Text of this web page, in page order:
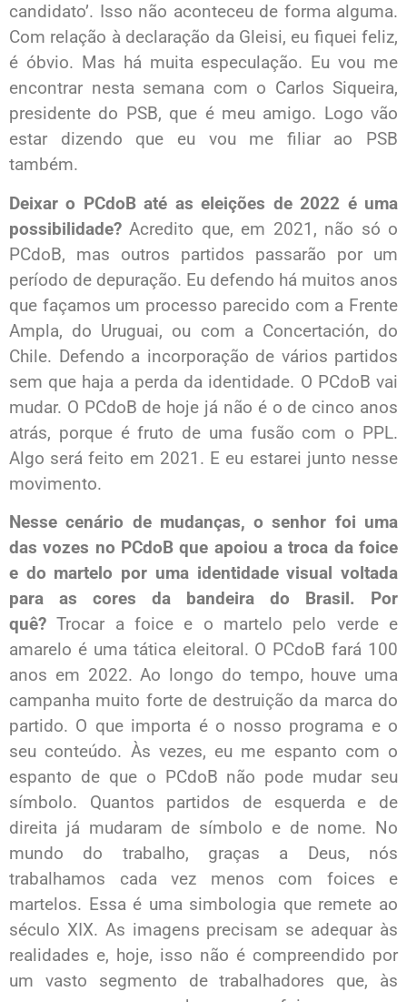
candidato’. Isso não aconteceu de forma alguma.
Com relação à declaração da Gleisi, eu fiquei feliz,
é óbvio. Mas há muita especulação. Eu vou me
encontrar nesta semana com o Carlos Siqueira,
presidente do PSB, que é meu amigo. Logo vão
estar dizendo que eu vou me filiar ao PSB
também.
Deixar o PCdoB até as eleições de 2022 é uma
possibilidade?Acredito que, em 2021, não só o
PCdoB, mas outros partidos passarão por um
período de depuração. Eu defendo há muitos anos
que façamos um processo parecido com a Frente
Ampla, do Uruguai, ou com a Concertación, do
Chile. Defendo a incorporação de vários partidos
sem que haja a perda da identidade. O PCdoB vai
mudar. O PCdoB de hoje já não é o de cinco anos
atrás, porque é fruto de uma fusão com o PPL.
Algo será feito em 2021. E eu estarei junto nesse
movimento.
Nesse cenário de mudanças, o senhor foi uma
das vozes no PCdoB que apoiou a troca da foice
e do martelo por uma identidade visual voltada
para as cores da bandeira do Brasil. Por
quê?Trocar a foice e o martelo pelo verde e
amarelo é uma tática eleitoral. O PCdoB fará 100
anos em 2022. Ao longo do tempo, houve uma
campanha muito forte de destruição da marca do
partido. O que importa é o nosso programa e o
seu conteúdo. Às vezes, eu me espanto com o
espanto de que o PCdoB não pode mudar seu
símbolo. Quantos partidos de esquerda e de
direita já mudaram de símbolo e de nome. No
mundo do trabalho, graças a Deus, nós
trabalhamos cada vez menos com foices e
martelos. Essa é uma simbologia que remete ao
século XIX. As imagens precisam se adequar às
realidades e, hoje, isso não é compreendido por
um vasto segmento de trabalhadores que, às